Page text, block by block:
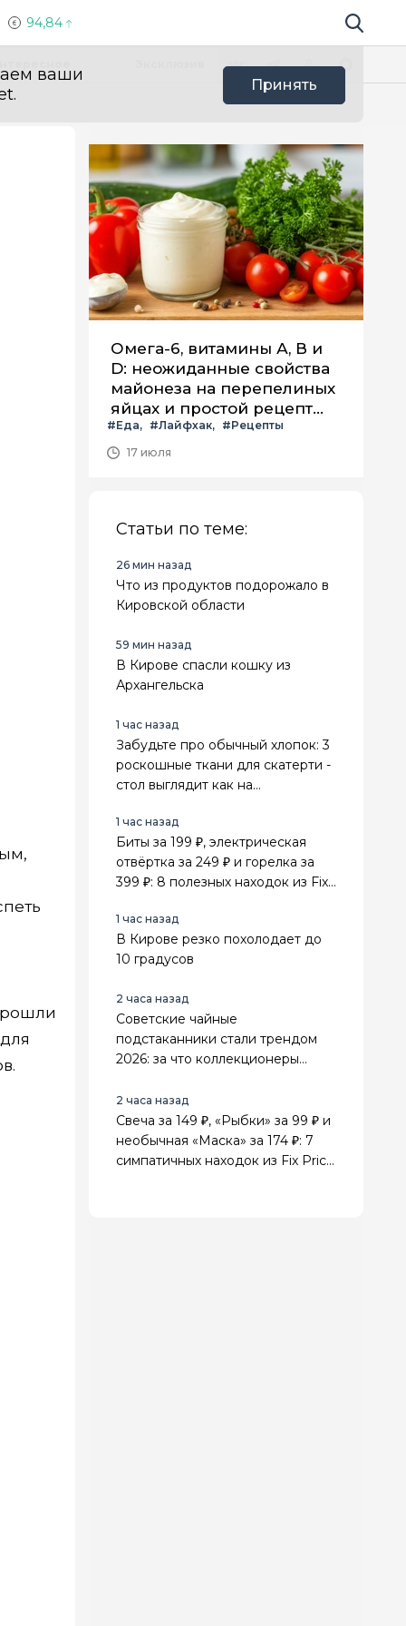
94,84 Поиск по
ваши
Принять
Омега-6, витамины А, В и
D: неожиданные свойства
майонеза на перепелиных
яйцах и простой рецепт
летнего салата с ним
#Еда #Лайфхак
#Рецепты
17 июля
Статьи по теме:
26 мин назад
Что из продуктов подорожало в
Кировской области
59 мин назад
В Кирове спасли кошку из
Архангельска
1 час назад
Забудьте про обычный хлопок: 3
роскошные ткани для скатерти -
стол выглядит как на
1 час назад
Биты за 199 ₽, электрическая
отвёртка за 249 ₽ и горелка за
399 ₽: 8 полезных находок из Fix
1 час назад
В Кирове резко похолодает до
10 градусов
2 часа назад
Советские чайные
подстаканники стали трендом
2026: за что коллекционеры
2 часа назад
Свеча за 149 ₽, «Рыбки» за 99 ₽ и
необычная «Маска» за 174 ₽: 7
симпатичных находок из Fix Price